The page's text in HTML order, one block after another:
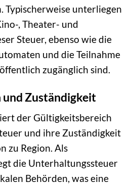
Typischerweise unterliegen
, Theater- und
Steuer, ebenso wie die
und die Teilnahme
zugänglich sind.
Zuständigkeit
der Gültigkeitsbereich
und ihre Zuständigkeit
zu Region. Als
die Unterhaltungssteuer
Behörden, was eine